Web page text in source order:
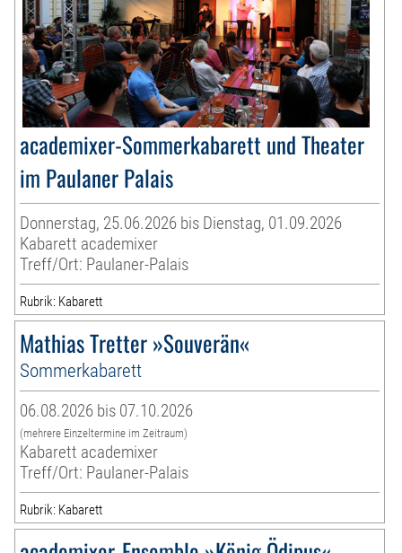
academixer-Sommerkabarett und Theater
im Paulaner Palais
Donnerstag, 25.06.2026 bis Dienstag, 01.09.2026
Kabarett academixer
Treff/Ort: Paulaner-Palais
Rubrik: Kabarett
Mathias Tretter »Souverän«
Sommerkabarett
06.08.2026 bis 07.10.2026
(mehrere Einzeltermine im Zeitraum)
Kabarett academixer
Treff/Ort: Paulaner-Palais
Rubrik: Kabarett